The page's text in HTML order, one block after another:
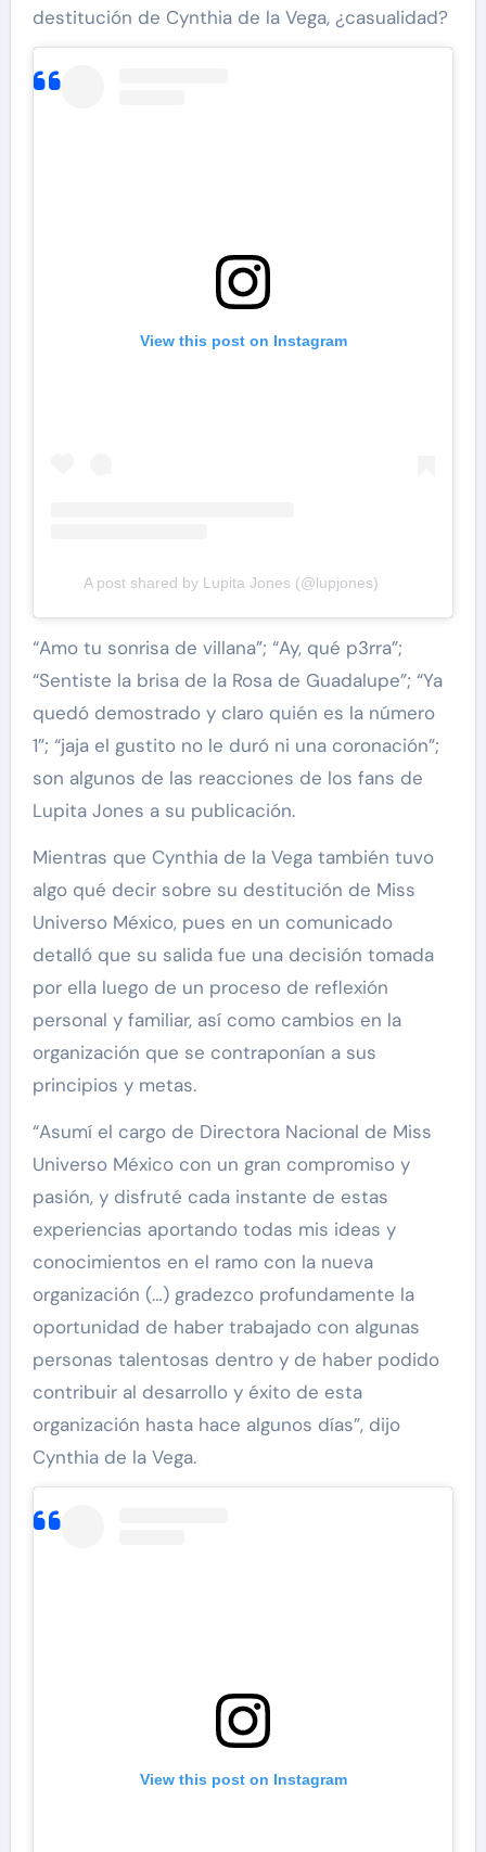
destitución de Cynthia de la Vega, ¿casualidad?
View this post on Instagram
A post shared by Lupita Jones (@lupjones)
“Amo tu sonrisa de villana”; “Ay, qué p3rra”;
“Sentiste la brisa de la Rosa de Guadalupe”; “Ya
quedó demostrado y claro quién es la número
1”; “jaja el gustito no le duró ni una coronación”;
son algunos de las reacciones de los fans de
Lupita Jones a su publicación.
Mientras que Cynthia de la Vega también tuvo
algo qué decir sobre su destitución de Miss
Universo México, pues en un comunicado
detalló que su salida fue una decisión tomada
por ella luego de un proceso de reflexión
personal y familiar, así como cambios en la
organización que se contraponían a sus
principios y metas.
“Asumí el cargo de Directora Nacional de Miss
Universo México con un gran compromiso y
pasión, y disfruté cada instante de estas
experiencias aportando todas mis ideas y
conocimientos en el ramo con la nueva
organización (…) gradezco profundamente la
oportunidad de haber trabajado con algunas
personas talentosas dentro y de haber podido
contribuir al desarrollo y éxito de esta
organización hasta hace algunos días”, dijo
Cynthia de la Vega.
View this post on Instagram